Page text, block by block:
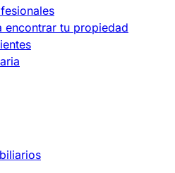
encontrar tu propiedad